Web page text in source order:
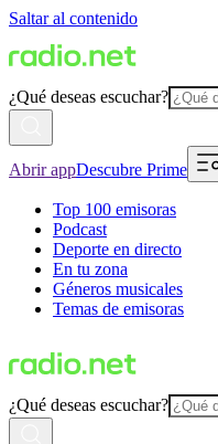
Saltar al contenido
¿Qué deseas escuchar?
Abrir appDescubre Prime
Top 100 emisoras
Podcast
Deporte en directo
En tu zona
Géneros musicales
Temas de emisoras
¿Qué deseas escuchar?